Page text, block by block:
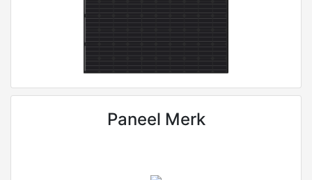
Paneel Merk